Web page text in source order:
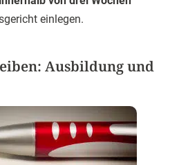
einlegen.
Ausbildung und